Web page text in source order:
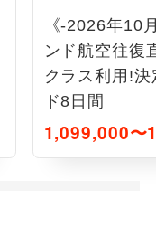
《-2026年10
ンド航空往復
クラス利用!
ド8日間
1,099,000〜